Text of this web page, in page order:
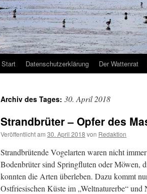
Start Datenschutzerklärung Der Wattenrat
Archiv des Tages: 30. April 2018
Strandbrüter – Opfer des
Veröffentlicht am 30. April 2018 von Redaktion
Strandbrütende Vogelarten waren nicht
Bodenbrüter sind Springfluten oder Möwen,
konnten die Arten überleben. Dazu kommt
Ostfriesischen Küste im „Weltnaturerbe“